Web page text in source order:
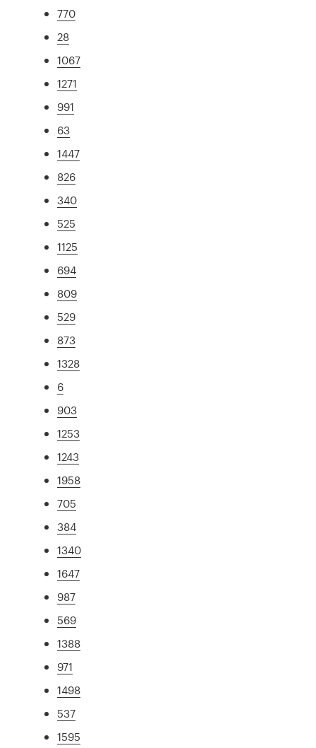
770
28
1067
1271
991
63
1447
826
340
525
1125
694
809
529
873
1328
6
903
1253
1243
1958
705
384
1340
1647
987
569
1388
971
1498
537
1595